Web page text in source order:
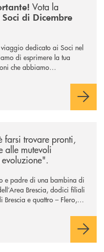
Vota la
di Dicembre
dedicato ai Soci nel
di esprimere la tua
che abbiamo
farsi trovare pronti,
alle mutevoli
e padre di una bambina di
Brescia, dodici filiali
e quattro – Flero,